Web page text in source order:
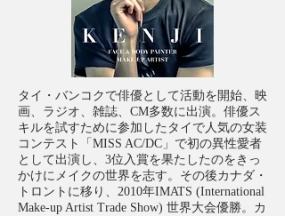
タイ・バンコクで俳優として活動を開始、映
画、ラジオ、雑誌、CM多数に出演。俳優ス
キルを試すために参加したタイで人気の女装
コンテスト「MISS AC/DC」で初の異性愛者
として出演し、3位入賞を果たしたのをきっ
かけにメイクの世界を志す。その後カナダ・
トロントに移り、2010年IMATS (International
Make-up Artist Trade Show) 世界大会優勝。カ